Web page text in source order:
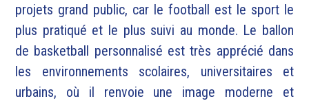
projets grand public, car le football est le sport le
plus pratiqué et le plus suivi au monde. Le ballon
de basketball personnalisé est très apprécié dans
les environnements scolaires, universitaires et
urbains, où il renvoie une image moderne et